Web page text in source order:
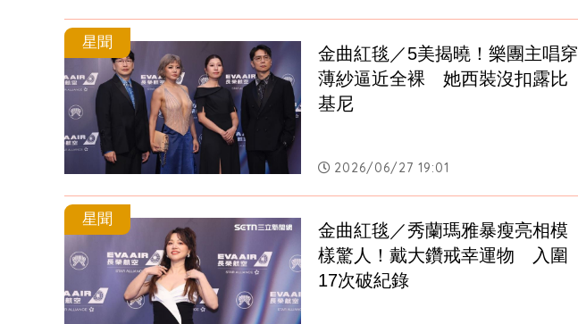
星聞
金曲紅毯／5美揭曉！樂團主唱穿
薄紗逼近全裸　她西裝沒扣露比
基尼
2026/06/27 19:01
星聞
金曲紅毯／秀蘭瑪雅暴瘦亮相模
樣驚人！戴大鑽戒幸運物　入圍
17次破紀錄